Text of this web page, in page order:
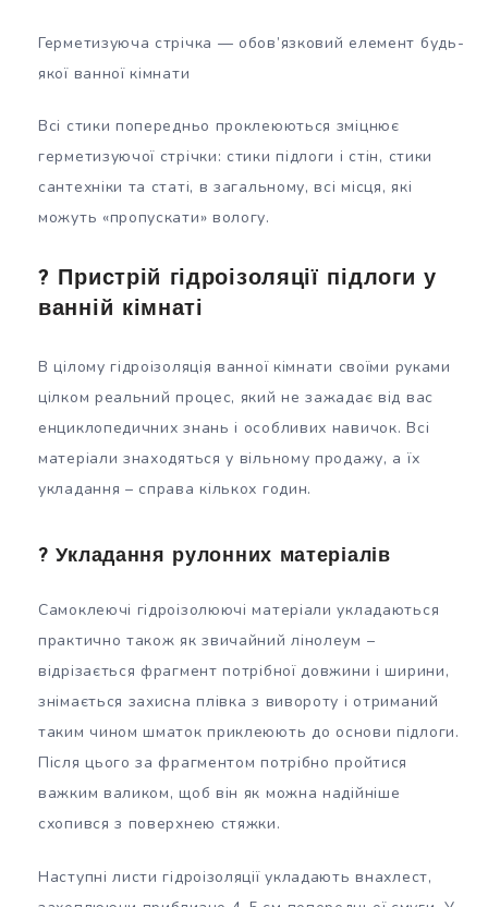
Герметизуюча стрічка — обов’язковий елемент будь-
якої ванної кімнати
Всі стики попередньо проклеюються зміцнює
герметизуючої стрічки: стики підлоги і стін, стики
сантехніки та статі, в загальному, всі місця, які
можуть «пропускати» вологу.
? Пристрій гідроізоляції підлоги у
ванній кімнаті
В цілому гідроізоляція ванної кімнати своїми руками
цілком реальний процес, який не зажадає від вас
енциклопедичних знань і особливих навичок. Всі
матеріали знаходяться у вільному продажу, а їх
укладання – справа кількох годин.
? Укладання рулонних матеріалів
Самоклеючі гідроізолюючі матеріали укладаються
практично також як звичайний лінолеум –
відрізається фрагмент потрібної довжини і ширини,
знімається захисна плівка з вивороту і отриманий
таким чином шматок приклеюють до основи підлоги.
Після цього за фрагментом потрібно пройтися
важким валиком, щоб він як можна надійніше
схопився з поверхнею стяжки.
Наступні листи гідроізоляції укладають внахлест,